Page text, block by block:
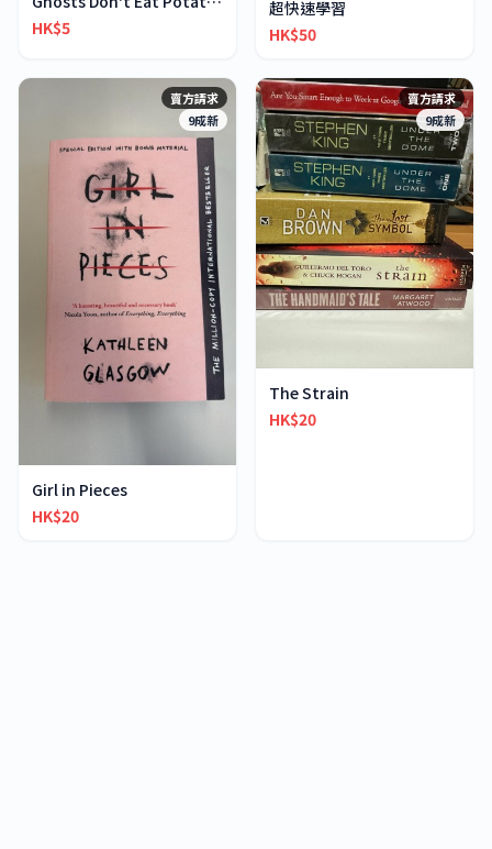
HK$5
超快速學習
HK$50
賣方請求
9成新
Girl in Pieces
HK$20
賣方請求
9成新
The Strain
HK$20